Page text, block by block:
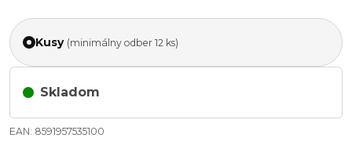
Kusy (minimálny odber 12 ks)
Skladom
EAN: 8591957535100